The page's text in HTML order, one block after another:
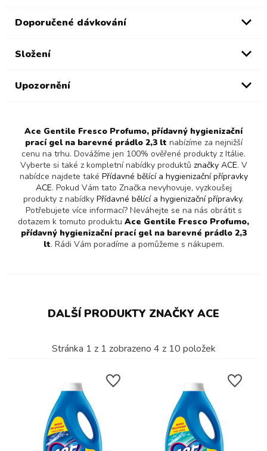
Doporučené dávkování
Složení
Upozornění
Ace Gentile Fresco Profumo, přídavný hygienizační
prací gel na barevné prádlo 2,3 lt nabízíme za nejnižší
cenu na trhu. Dovážíme jen 100% ověřené produkty z Itálie.
Vyberte si také z kompletní nabídky produktů značky ACE. V
nabídce najdete také Přídavné bělící a hygienizační přípravky
ACE. Pokud Vám tato Značka nevyhovuje, vyzkoušej
produkty z nabídky Přídavné bělící a hygienizační přípravky.
Potřebujete více informací? Neváhejte se na nás obrátit s
dotazem k tomuto produktu Ace Gentile Fresco Profumo,
přídavný hygienizační prací gel na barevné prádlo 2,3
lt. Rádi Vám poradíme a pomůžeme s nákupem.
DALŠÍ PRODUKTY ZNAČKY ACE
Stránka 1 z 1 zobrazeno 4 z 10 položek